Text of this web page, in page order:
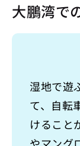
大鵬湾で
湿地で遊
て、自転
けること